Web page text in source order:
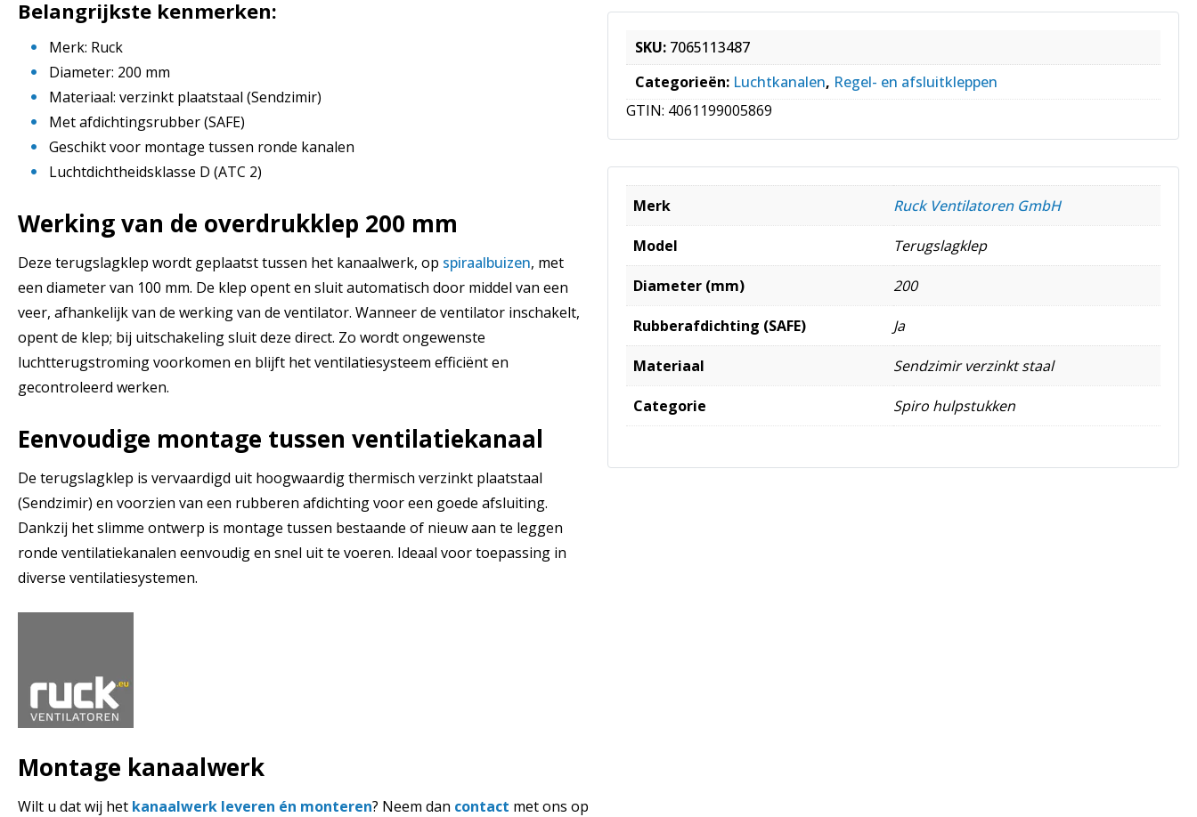
Belangrijkste kenmerken:
Merk: Ruck
Diameter: 200 mm
Materiaal: verzinkt plaatstaal (Sendzimir)
Met afdichtingsrubber (SAFE)
Geschikt voor montage tussen ronde kanalen
Luchtdichtheidsklasse D (ATC 2)
Werking van de overdrukklep 200 mm
Deze terugslagklep wordt geplaatst tussen het kanaalwerk, op spiraalbuizen, met
een diameter van 100 mm. De klep opent en sluit automatisch door middel van een
veer, afhankelijk van de werking van de ventilator. Wanneer de ventilator inschakelt,
opent de klep; bij uitschakeling sluit deze direct. Zo wordt ongewenste
luchtterugstroming voorkomen en blijft het ventilatiesysteem efficiënt en
gecontroleerd werken.
Eenvoudige montage tussen ventilatiekanaal
De terugslagklep is vervaardigd uit hoogwaardig thermisch verzinkt plaatstaal
(Sendzimir) en voorzien van een rubberen afdichting voor een goede afsluiting.
Dankzij het slimme ontwerp is montage tussen bestaande of nieuw aan te leggen
ronde ventilatiekanalen eenvoudig en snel uit te voeren. Ideaal voor toepassing in
diverse ventilatiesystemen.
Montage kanaalwerk
Wilt u dat wij het kanaalwerk leveren én monteren? Neem dan contact met ons op
SKU: 7065113487
Categorieën: Luchtkanalen, Regel- en afsluitkleppen
GTIN: 4061199005869
Merk Ruck Ventilatoren GmbH
Model Terugslagklep
Diameter (mm) 200
Rubberafdichting (SAFE) Ja
Materiaal Sendzimir verzinkt staal
Categorie Spiro hulpstukken